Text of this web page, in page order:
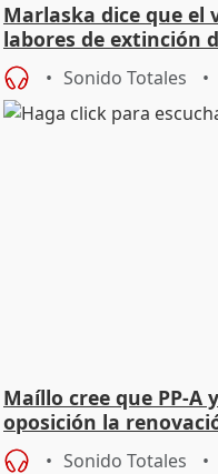
Marlaska dice que el
labores de extinción
Sonido Totales
Maíllo cree que PP-A
oposición la
Defensor
Sonido Totales